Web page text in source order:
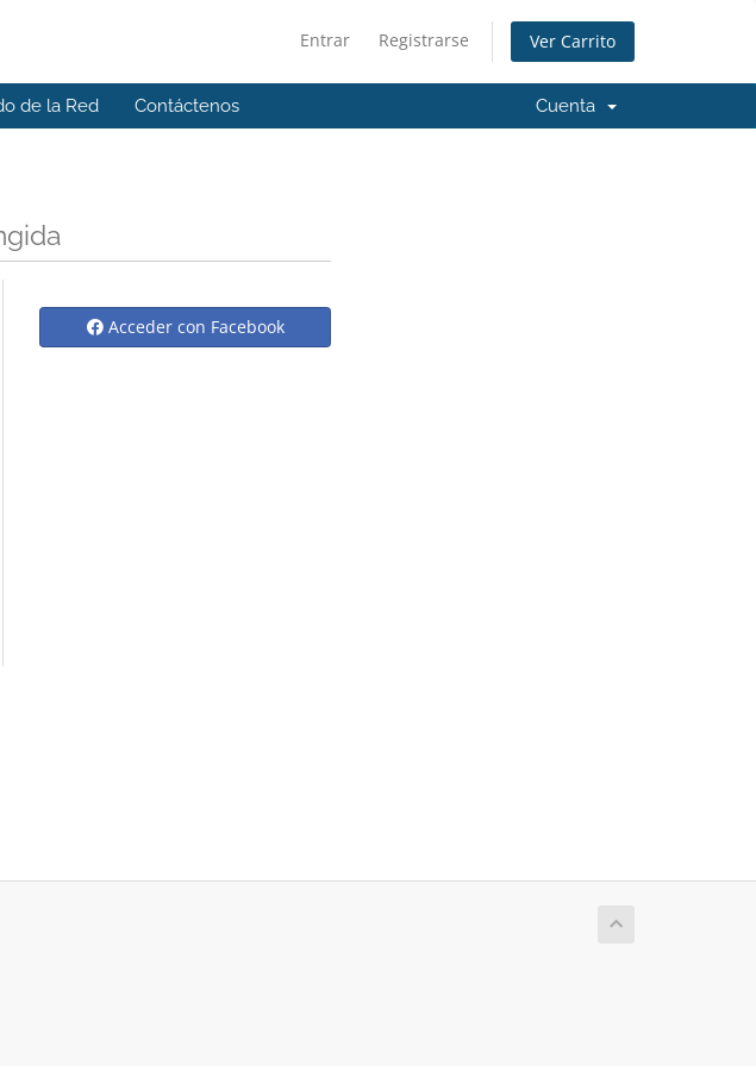
Entrar Registrarse Ver Carrito
de la Red Contáctenos Cuenta
Acceder con Facebook